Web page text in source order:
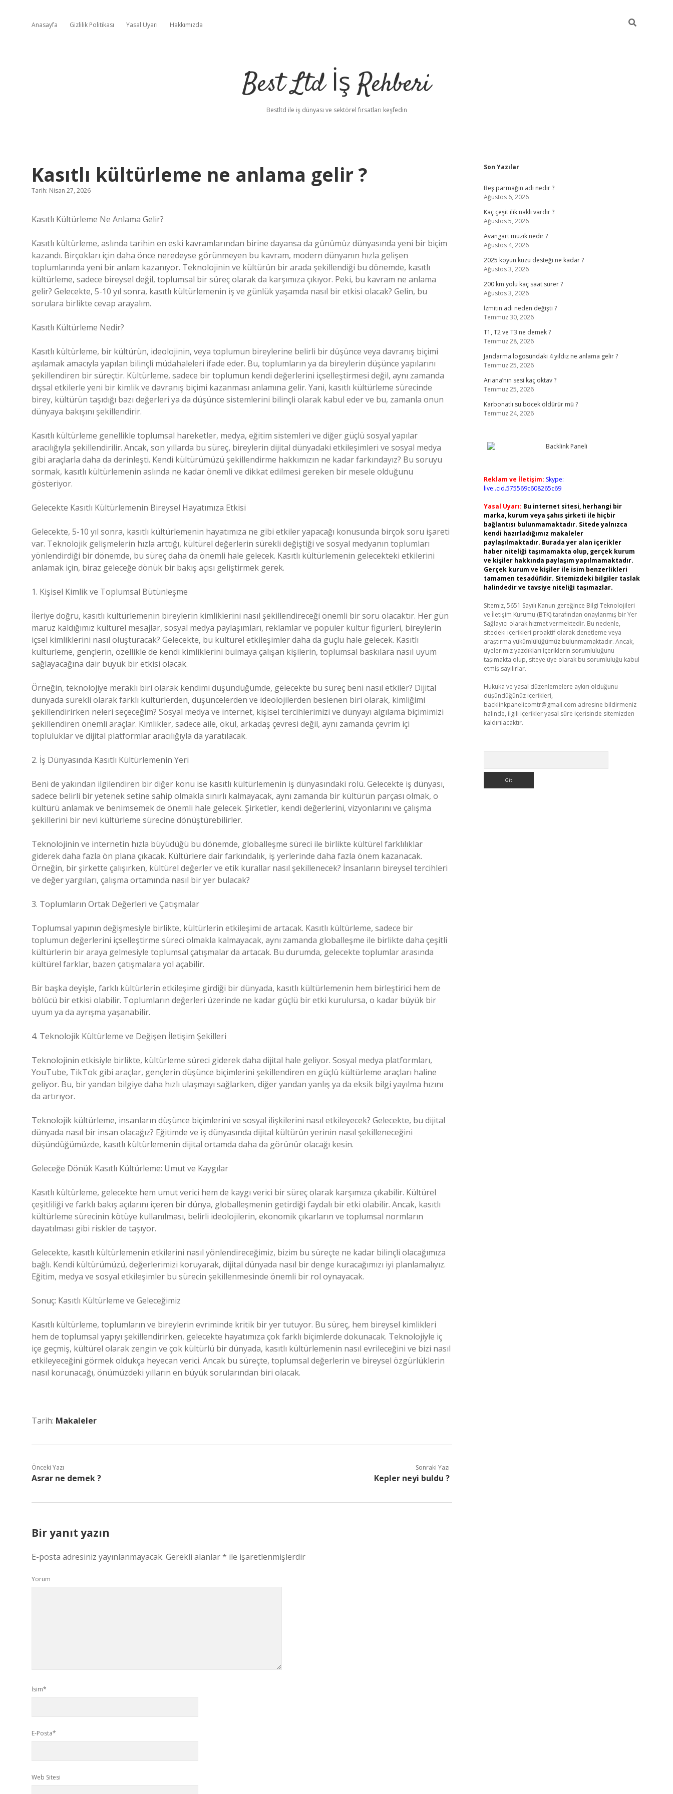
Anasayfa Gizlilik Politikası Yasal Uyarı Hakkımızda
Best Ltd İş Rehberi
Bestltd ile iş dünyası ve sektörel fırsatları keşfedin
Kasıtlı kültürleme ne anlama gelir ?
Tarih: Nisan 27, 2026
Kasıtlı Kültürleme Ne Anlama Gelir?
Kasıtlı kültürleme, aslında tarihin en eski kavramlarından birine dayansa da günümüz dünyasında yeni bir biçim
kazandı. Birçokları için daha önce neredeyse görünmeyen bu kavram, modern dünyanın hızla gelişen
toplumlarında yeni bir anlam kazanıyor. Teknolojinin ve kültürün bir arada şekillendiği bu dönemde, kasıtlı
kültürleme, sadece bireysel değil, toplumsal bir süreç olarak da karşımıza çıkıyor. Peki, bu kavram ne anlama
gelir? Gelecekte, 5-10 yıl sonra, kasıtlı kültürlemenin iş ve günlük yaşamda nasıl bir etkisi olacak? Gelin, bu
sorulara birlikte cevap arayalım.
Kasıtlı Kültürleme Nedir?
Kasıtlı kültürleme, bir kültürün, ideolojinin, veya toplumun bireylerine belirli bir düşünce veya davranış biçimi
aşılamak amacıyla yapılan bilinçli müdahaleleri ifade eder. Bu, toplumların ya da bireylerin düşünce yapılarını
şekillendiren bir süreçtir. Kültürleme, sadece bir toplumun kendi değerlerini içselleştirmesi değil, aynı zamanda
dışsal etkilerle yeni bir kimlik ve davranış biçimi kazanması anlamına gelir. Yani, kasıtlı kültürleme sürecinde
birey, kültürün taşıdığı bazı değerleri ya da düşünce sistemlerini bilinçli olarak kabul eder ve bu, zamanla onun
dünyaya bakışını şekillendirir.
Kasıtlı kültürleme genellikle toplumsal hareketler, medya, eğitim sistemleri ve diğer güçlü sosyal yapılar
aracılığıyla şekillendirilir. Ancak, son yıllarda bu süreç, bireylerin dijital dünyadaki etkileşimleri ve sosyal medya
gibi araçlarla daha da derinleşti. Kendi kültürümüzü şekillendirme hakkımızın ne kadar farkındayız? Bu soruyu
sormak, kasıtlı kültürlemenin aslında ne kadar önemli ve dikkat edilmesi gereken bir mesele olduğunu
gösteriyor.
Gelecekte Kasıtlı Kültürlemenin Bireysel Hayatımıza Etkisi
Gelecekte, 5-10 yıl sonra, kasıtlı kültürlemenin hayatımıza ne gibi etkiler yapacağı konusunda birçok soru işareti
var. Teknolojik gelişmelerin hızla arttığı, kültürel değerlerin sürekli değiştiği ve sosyal medyanın toplumları
yönlendirdiği bir dönemde, bu süreç daha da önemli hale gelecek. Kasıtlı kültürlemenin gelecekteki etkilerini
anlamak için, biraz geleceğe dönük bir bakış açısı geliştirmek gerek.
1. Kişisel Kimlik ve Toplumsal Bütünleşme
İleriye doğru, kasıtlı kültürlemenin bireylerin kimliklerini nasıl şekillendireceği önemli bir soru olacaktır. Her gün
maruz kaldığımız kültürel mesajlar, sosyal medya paylaşımları, reklamlar ve popüler kültür figürleri, bireylerin
içsel kimliklerini nasıl oluşturacak? Gelecekte, bu kültürel etkileşimler daha da güçlü hale gelecek. Kasıtlı
kültürleme, gençlerin, özellikle de kendi kimliklerini bulmaya çalışan kişilerin, toplumsal baskılara nasıl uyum
sağlayacağına dair büyük bir etkisi olacak.
Örneğin, teknolojiye meraklı biri olarak kendimi düşündüğümde, gelecekte bu süreç beni nasıl etkiler? Dijital
dünyada sürekli olarak farklı kültürlerden, düşüncelerden ve ideolojilerden beslenen biri olarak, kimliğimi
şekillendirirken neleri seçeceğim? Sosyal medya ve internet, kişisel tercihlerimizi ve dünyayı algılama biçimimizi
şekillendiren önemli araçlar. Kimlikler, sadece aile, okul, arkadaş çevresi değil, aynı zamanda çevrim içi
topluluklar ve dijital platformlar aracılığıyla da yaratılacak.
2. İş Dünyasında Kasıtlı Kültürlemenin Yeri
Beni de yakından ilgilendiren bir diğer konu ise kasıtlı kültürlemenin iş dünyasındaki rolü. Gelecekte iş dünyası,
sadece belirli bir yetenek setine sahip olmakla sınırlı kalmayacak, aynı zamanda bir kültürün parçası olmak, o
kültürü anlamak ve benimsemek de önemli hale gelecek. Şirketler, kendi değerlerini, vizyonlarını ve çalışma
şekillerini bir nevi kültürleme sürecine dönüştürebilirler.
Teknolojinin ve internetin hızla büyüdüğü bu dönemde, globalleşme süreci ile birlikte kültürel farklılıklar
giderek daha fazla ön plana çıkacak. Kültürlere dair farkındalık, iş yerlerinde daha fazla önem kazanacak.
Örneğin, bir şirkette çalışırken, kültürel değerler ve etik kurallar nasıl şekillenecek? İnsanların bireysel tercihleri
ve değer yargıları, çalışma ortamında nasıl bir yer bulacak?
3. Toplumların Ortak Değerleri ve Çatışmalar
Toplumsal yapının değişmesiyle birlikte, kültürlerin etkileşimi de artacak. Kasıtlı kültürleme, sadece bir
toplumun değerlerini içselleştirme süreci olmakla kalmayacak, aynı zamanda globalleşme ile birlikte daha çeşitli
kültürlerin bir araya gelmesiyle toplumsal çatışmalar da artacak. Bu durumda, gelecekte toplumlar arasında
kültürel farklar, bazen çatışmalara yol açabilir.
Bir başka deyişle, farklı kültürlerin etkileşime girdiği bir dünyada, kasıtlı kültürlemenin hem birleştirici hem de
bölücü bir etkisi olabilir. Toplumların değerleri üzerinde ne kadar güçlü bir etki kurulursa, o kadar büyük bir
uyum ya da ayrışma yaşanabilir.
4. Teknolojik Kültürleme ve Değişen İletişim Şekilleri
Teknolojinin etkisiyle birlikte, kültürleme süreci giderek daha dijital hale geliyor. Sosyal medya platformları,
YouTube, TikTok gibi araçlar, gençlerin düşünce biçimlerini şekillendiren en güçlü kültürleme araçları haline
geliyor. Bu, bir yandan bilgiye daha hızlı ulaşmayı sağlarken, diğer yandan yanlış ya da eksik bilgi yayılma hızını
da artırıyor.
Teknolojik kültürleme, insanların düşünce biçimlerini ve sosyal ilişkilerini nasıl etkileyecek? Gelecekte, bu dijital
dünyada nasıl bir insan olacağız? Eğitimde ve iş dünyasında dijital kültürün yerinin nasıl şekilleneceğini
düşündüğümüzde, kasıtlı kültürlemenin dijital ortamda daha da görünür olacağı kesin.
Geleceğe Dönük Kasıtlı Kültürleme: Umut ve Kaygılar
Kasıtlı kültürleme, gelecekte hem umut verici hem de kaygı verici bir süreç olarak karşımıza çıkabilir. Kültürel
çeşitliliği ve farklı bakış açılarını içeren bir dünya, globalleşmenin getirdiği faydalı bir etki olabilir. Ancak, kasıtlı
kültürleme sürecinin kötüye kullanılması, belirli ideolojilerin, ekonomik çıkarların ve toplumsal normların
dayatılması gibi riskler de taşıyor.
Gelecekte, kasıtlı kültürlemenin etkilerini nasıl yönlendireceğimiz, bizim bu süreçte ne kadar bilinçli olacağımıza
bağlı. Kendi kültürümüzü, değerlerimizi koruyarak, dijital dünyada nasıl bir denge kuracağımızı iyi planlamalıyız.
Eğitim, medya ve sosyal etkileşimler bu sürecin şekillenmesinde önemli bir rol oynayacak.
Sonuç: Kasıtlı Kültürleme ve Geleceğimiz
Kasıtlı kültürleme, toplumların ve bireylerin evriminde kritik bir yer tutuyor. Bu süreç, hem bireysel kimlikleri
hem de toplumsal yapıyı şekillendirirken, gelecekte hayatımıza çok farklı biçimlerde dokunacak. Teknolojiyle iç
içe geçmiş, kültürel olarak zengin ve çok kültürlü bir dünyada, kasıtlı kültürlemenin nasıl evrileceğini ve bizi nasıl
etkileyeceğini görmek oldukça heyecan verici. Ancak bu süreçte, toplumsal değerlerin ve bireysel özgürlüklerin
nasıl korunacağı, önümüzdeki yılların en büyük sorularından biri olacak.
Tarih: Makaleler
Önceki Yazı
Asrar ne demek ?
Sonraki Yazı
Kepler neyi buldu ?
Bir yanıt yazın
E-posta adresiniz yayınlanmayacak. Gerekli alanlar* ile işaretlenmişlerdir
Yorum
İsim*
E-Posta*
Web Sitesi
Sidebar
Son Yazılar
Beş parmağın adı nedir ?
Ağustos 6, 2026
Kaç çeşit ilik nakli vardır ?
Ağustos 5, 2026
Avangart müzik nedir ?
Ağustos 4, 2026
2025 koyun kuzu desteği ne kadar ?
Ağustos 3, 2026
200 km yolu kaç saat sürer ?
Ağustos 3, 2026
İzmitin adı neden değişti ?
Temmuz 30, 2026
T1, T2 ve T3 ne demek ?
Temmuz 28, 2026
Jandarma logosundaki 4 yıldız ne anlama gelir ?
Temmuz 25, 2026
Ariana’nın sesi kaç oktav ?
Temmuz 25, 2026
Karbonatlı su böcek öldürür mü ?
Temmuz 24, 2026
Reklam ve İletişim: Skype:
live:.cid.575569c608265c69
Yasal Uyarı: Bu internet sitesi, herhangi bir
marka, kurum veya şahıs şirketi ile hiçbir
bağlantısı bulunmamaktadır. Sitede yalnızca
kendi hazırladığımız makaleler
paylaşılmaktadır. Burada yer alan içerikler
haber niteliği taşımamakta olup, gerçek kurum
ve kişiler hakkında paylaşım yapılmamaktadır.
Gerçek kurum ve kişiler ile isim benzerlikleri
tamamen tesadüfidir. Sitemizdeki bilgiler taslak
halindedir ve tavsiye niteliği taşımazlar.
Sitemiz, 5651 Sayılı Kanun gereğince Bilgi Teknolojileri
ve İletişim Kurumu (BTK) tarafından onaylanmış bir Yer
Sağlayıcı olarak hizmet vermektedir. Bu nedenle,
sitedeki içerikleri proaktif olarak denetleme veya
araştırma yükümlülüğümüz bulunmamaktadır. Ancak,
üyelerimiz yazdıkları içeriklerin sorumluluğunu
taşımakta olup, siteye üye olarak bu sorumluluğu kabul
etmiş sayılırlar.
Hukuka ve yasal düzenlemelere aykırı olduğunu
düşündüğünüz içerikleri,
backlinkpanelicomtr@gmail.com adresine bildirmeniz
halinde, ilgili içerikler yasal süre içerisinde sitemizden
kaldırılacaktır.